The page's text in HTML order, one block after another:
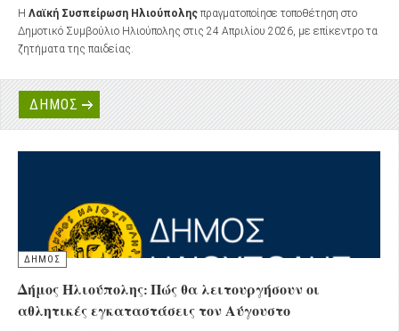
Η Λαϊκή Συσπείρωση Ηλιούπολης πραγματοποίησε τοποθέτηση στο
Δημοτικό Συμβούλιο Ηλιούπολης στις 24 Απριλίου 2026, με επίκεντρο τα
ζητήματα της παιδείας.
ΔΗΜΟΣ
ΔΗΜΟΣ
Δήμος Ηλιούπολης: Πώς θα λειτουργήσουν οι
αθλητικές εγκαταστάσεις τον Αύγουστο